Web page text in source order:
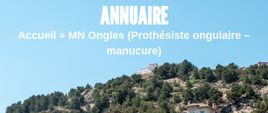
ANNUAIRE
Accueil » MN Ongles (Prothésiste ongulaire –
manucure)